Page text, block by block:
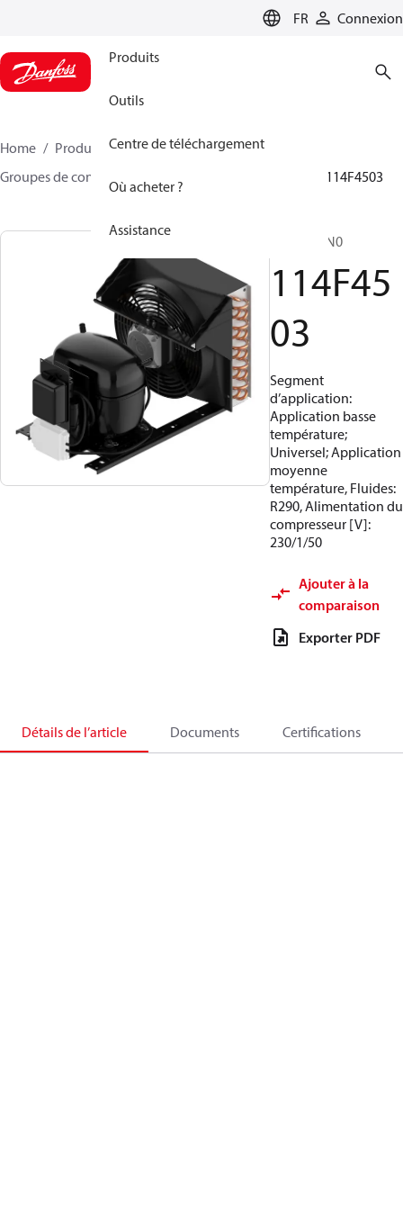
FR Connexion
Produits
Outils
Centre de téléchargement
Où acheter ?
Assistance
Home Produits
Climate Solutions - cooling
Groupes de condensation
114F4503
SC18CNXN0
114F45
03
Segment
d’application:
Application basse
température;
Universel; Application
moyenne
température, Fluides:
R290, Alimentation du
compresseur [V]:
230/1/50
Ajouter à la
comparaison
Exporter PDF
Détails de l’article Documents Certifications